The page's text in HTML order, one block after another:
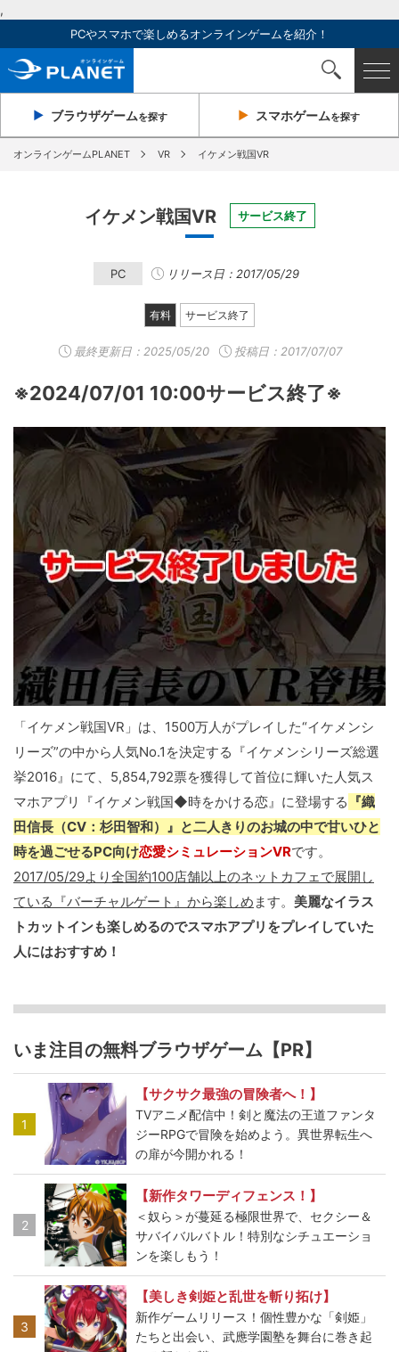
,
PCやスマホで楽しめるオンラインゲームを紹介！
ブラウザゲームを探す スマホゲームを探す
オンラインゲームPLANET VR イケメン戦国VR
イケメン戦国VR サービス終了
PC リリース日：2017/05/29
有料 サービス終了
最終更新日： 2025/05/20 投稿日：2017/07/07
※2024/07/01 10:00サービス終了※
「イケメン戦国VR」は、1500万人がプレイした“イケメンシ
リーズ”の中から人気No.1を決定する『イケメンシリーズ総選
挙2016』にて、5,854,792票を獲得して首位に輝いた人気ス
マホアプリ『イケメン戦国◆時をかける恋』に登場する 『織
田信長（CV：杉田智和）』と二人きりのお城の中で甘いひと
時を過ごせるPC向け恋愛シミュレーションVRです。
2017/05/29より全国約100店舗以上のネットカフェで展開し
ている『バーチャルゲート』から楽しめ ます。 美麗なイラス
トカットインも楽しめるのでスマホアプリをプレイしていた
人にはおすすめ！
いま注目の無料ブラウザゲーム【PR】
1
【サクサク最強の冒険者へ！】
TVアニメ配信中！剣と魔法の王道ファンタ
ジーRPGで冒険を始めよう。異世界転生へ
の扉が今開かれる！
2
【新作タワーディフェンス！】
＜奴ら＞が蔓延る極限世界で、セクシー＆
サバイバルバトル！特別なシチュエーショ
ンを楽しもう！
3
【美しき剣姫と乱世を斬り拓け】
新作ゲームリリース！個性豊かな「剣姫」
たちと出会い、武應学園塾を舞台に巻き起